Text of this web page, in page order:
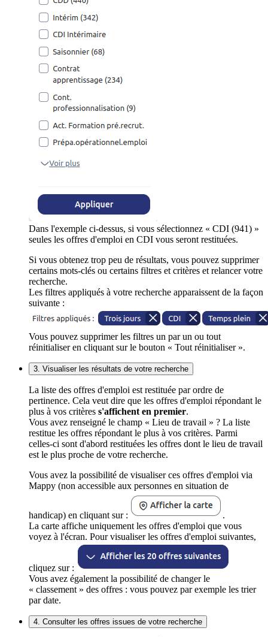
Dans l'exemple ci-dessus, si vous sélectionnez « CDI (941) »
seules les offres d'emploi en CDI vous seront restituées.
Si vous obtenez trop peu de résultats, vous pouvez supprimer
certains mots-clés ou certains filtres et critères et relancer votre
recherche.
Les filtres appliqués à votre recherche apparaissent de la façon
suivante :
Vous pouvez supprimer les filtres un par un ou tout
réinitialiser en cliquant sur le bouton « Tout réinitialiser ».
3. Visualiser les résultats de votre recherche
La liste des offres d'emploi est restituée par ordre de
pertinence. Cela veut dire que les offres d'emploi répondant le
plus à vos critères s'affichent en premier.
Vous avez renseigné le champ « Lieu de travail » ? La liste
restitue les offres répondant le plus à vos critères. Parmi
celles-ci sont d'abord restituées les offres dont le lieu de travail
est le plus proche de votre recherche.
Vous avez la possibilité de visualiser ces offres d'emploi via
Mappy (non accessible aux personnes en situation de
handicap) en cliquant sur :
.
La carte affiche uniquement les offres d'emploi que vous
voyez à l'écran. Pour visualiser les offres d'emploi suivantes,
cliquez sur :
Vous avez également la possibilité de changer le
« classement » des offres : vous pouvez par exemple les trier
par date.
4. Consulter les offres issues de votre recherche